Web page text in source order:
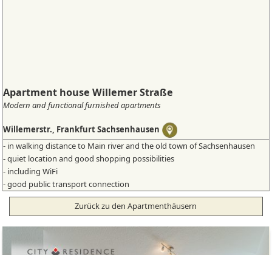
Apartment house Willemer Straße
Modern and functional furnished apartments
Willemerstr., Frankfurt Sachsenhausen
- in walking distance to Main river and the old town of Sachsenhausen
- quiet location and good shopping possibilities
- including WiFi
- good public transport connection
Zurück zu den Apartmenthäusern